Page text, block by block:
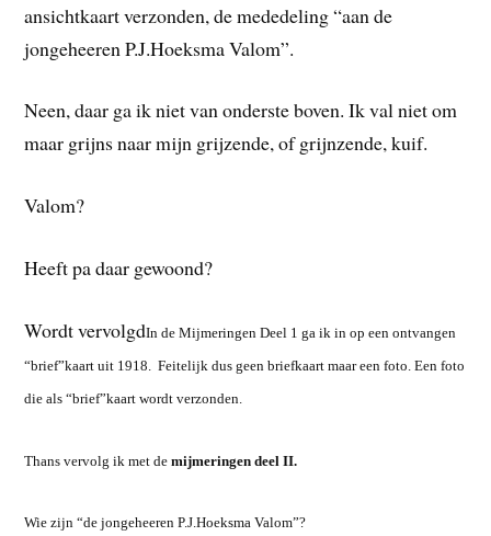
ansichtkaart verzonden, de mededeling “aan de
jongeheeren P.J.Hoeksma Valom”.
Neen, daar ga ik niet van onderste boven. Ik val niet om
maar grijns naar mijn grijzende, of grijnzende, kuif.
Valom?
Heeft pa daar gewoond?
Wordt vervolgdIn de Mijmeringen Deel 1 ga ik in op een ontvangen
“brief”kaart uit 1918. Feitelijk dus geen briefkaart maar een foto. Een foto
die als “brief”kaart wordt verzonden.
Thans vervolg ik met demijmeringen deel II.
Wie zijn “de jongeheeren P.J.Hoeksma Valom”?